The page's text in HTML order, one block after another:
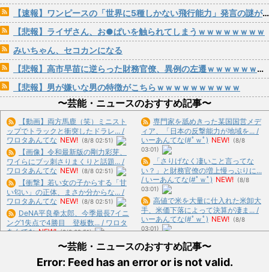
【速報】ワンピースの「世界に5種しかない飛行能力」発言の謎が解けるWWW
【悲報】ライザさん、お●ぱいを触られてしまうｗｗｗｗｗｗｗｗ
みいちゃん、セコカンになる
【悲報】高市早苗に逆らった財務官僚、異例の左遷ｗｗｗｗｗｗｗｗ
【悲報】男が嫌いな男の特徴がこちらｗｗｗｗｗｗｗｗｗｗ
〜芸能・ニュースのおすすめ記事〜
【動画】両方馬鹿（笑）ミニスト
ップでトラックと衝突したドラレ... /
ワロタあんてな NEW! (8/8 02:51)
【画像】令和最新版の剛力彩芽、
ワイらにブッ刺さりまくりと話題... /
ワロタあんてな NEW! (8/8 02:51)
【衝撃】若い女の子からする「甘
い匂い」の正体、まさか分からな... /
ワロタあんてな NEW! (8/8 02:51)
DeNA平良拳太郎、今季最長7イニ
ング1失点で4勝目 登板数... / ワロタ
あんてな NEW! (8/8 02:51)
日本人、ついに外国人受け入れ反
対が過半数突破ｗｗｗ / ワロタあんて
(8/8 02:51)
専門家を舐めきった某国国営メデ
ィア、「日本の反撃能力が地域を... /
いーあんてな(#ﾟｗﾟ) NEW! (8/8
03:01)
「さりげなく凄いこと言ってな
い？」と財務官僚の増上慢っぷりに...
/ いーあんてな(#ﾟｗﾟ) NEW! (8/8
03:01)
高値で米を大量に仕入れた米卸大
手、米価下落によって決算が凄ま... /
いーあんてな(#ﾟｗﾟ) NEW! (8/8
03:01)
日経社説、入管庁の永住許可厳格
化を猛批判「永住外国人の生活保... /
いーあんてな(#ﾟｗﾟ) NEW!
03:01)
〜芸能・ニュースのおすすめ記事〜
Error: Feed has an error or is not valid.